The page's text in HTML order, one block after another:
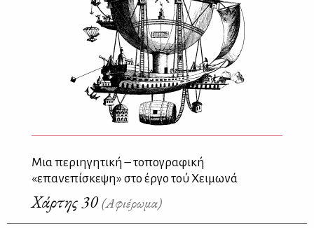
Μια περιηγητική – τοπογραφική
«επανεπίσκεψη» στο έργο τού Χειμωνά
Χάρτης 30(Αφιέρωμα)